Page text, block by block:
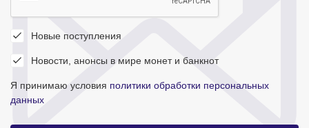
Новые поступления
Новости, анонсы в мире монет и банкнот
Я принимаю условия политики обработки персональных
данных